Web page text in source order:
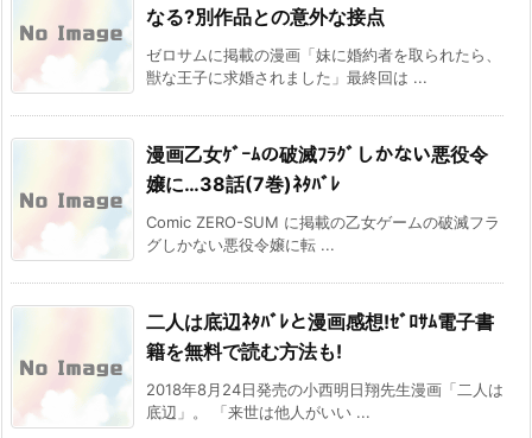
なる?別作品との意外な接点
ゼロサムに掲載の漫画「妹に婚約者を取られたら、
獣な王子に求婚されました」最終回は ...
漫画乙女ｹﾞｰﾑの破滅ﾌﾗｸﾞしかない悪役令
嬢に…38話(7巻)ﾈﾀﾊﾞﾚ
Comic ZERO-SUM に掲載の乙女ゲームの破滅フラ
グしかない悪役令嬢に転 ...
二人は底辺ﾈﾀﾊﾞﾚと漫画感想!ｾﾞﾛｻﾑ電子書
籍を無料で読む方法も!
2018年8月24日発売の小西明日翔先生漫画「二人は
底辺」。 「来世は他人がいい ...